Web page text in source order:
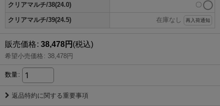
クリアマルチ/38(24.0) 〇
クリアマルチ/39(24.5) 在庫なし 再入荷通知
販売価格: 38,478円 (税込)
希望小売価格 : 38,478円
数量:
返品特約に関する重要事項